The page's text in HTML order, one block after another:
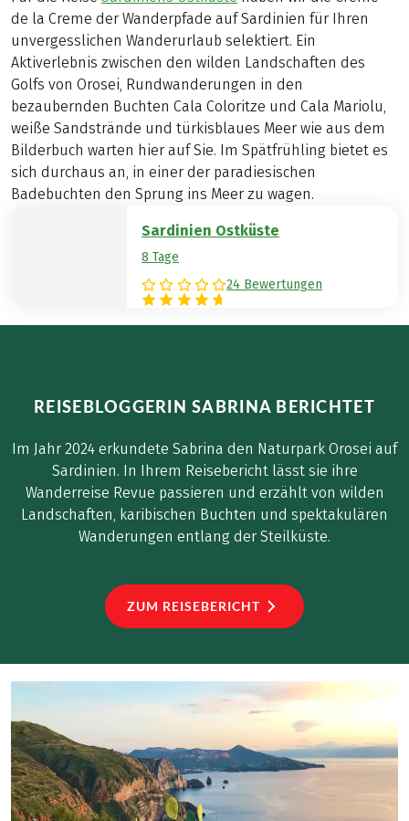
über die gesamte
Insel erstrecken. Auch
die Blumenpracht, die
uns dort erwartet, ist
unbedingt zu
erwähnen – sie macht
die Insel wirklich
einzigartig.
Untergebracht in
Unterkünften können
Wandertage täglich
Ortschaften sind
ein absolutes Muss für
uns.
de la Creme der Wanderpfade auf Sardinien für Ihren
unvergesslichen Wanderurlaub selektiert. Ein
Aktiverlebnis zwischen den wilden Landschaften des
Golfs von Orosei, Rundwanderungen in den
bezaubernden Buchten Cala Coloritze und Cala Mariolu,
weiße Sandstrände und türkisblaues Meer wie aus dem
Bilderbuch warten hier auf Sie. Im Spätfrühling bietet es
sich durchaus an, in einer der paradiesischen
Badebuchten den Sprung ins Meer zu wagen.
Sardinien Ostküste
8 Tage
24 Bewertungen
REISEBLOGGERIN SABRINA BERICHTET
Im Jahr 2024 erkundete Sabrina den Naturpark Orosei auf
Sardinien. In Ihrem Reisebericht lässt sie ihre
Wanderreise Revue passieren und erzählt von wilden
Landschaften, karibischen Buchten und spektakulären
Wanderungen entlang der Steilküste.
ZUM REISEBERICHT